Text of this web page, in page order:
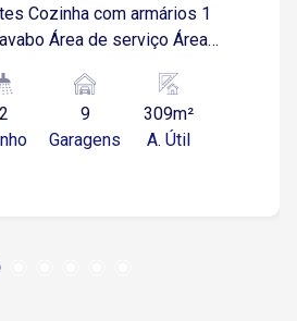
Cozinha com armários 1
Área de serviço Área
sendo 4 cobertas
2
9
Garagens
309m²
A. Útil